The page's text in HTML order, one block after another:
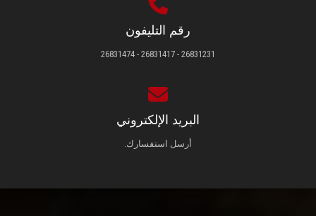
رقم التليفون
26831231 - 26831417 - 26831474
البريد الإلكتروني
أرسل استفسارك.